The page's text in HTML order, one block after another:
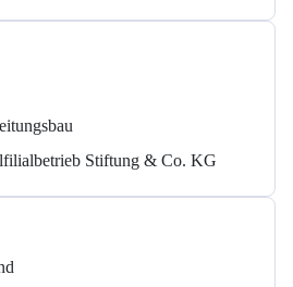
Stiftung & Co. KG